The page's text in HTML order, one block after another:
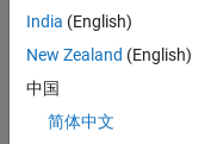
Thankful Level 1
India (English)
New Zealand (English)
中国
简体中文